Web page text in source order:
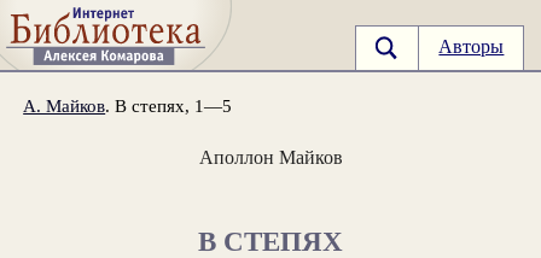
Авторы
А. Майков. В степях, 1—5
Аполлон Майков
В СТЕПЯХ